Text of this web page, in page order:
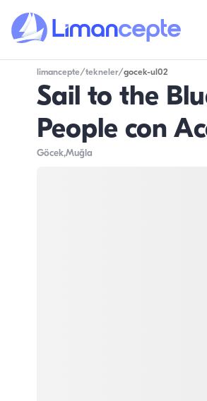
limancepte/tekneler/gocek-ul02
Sail to the
People con
Göcek,Muğla